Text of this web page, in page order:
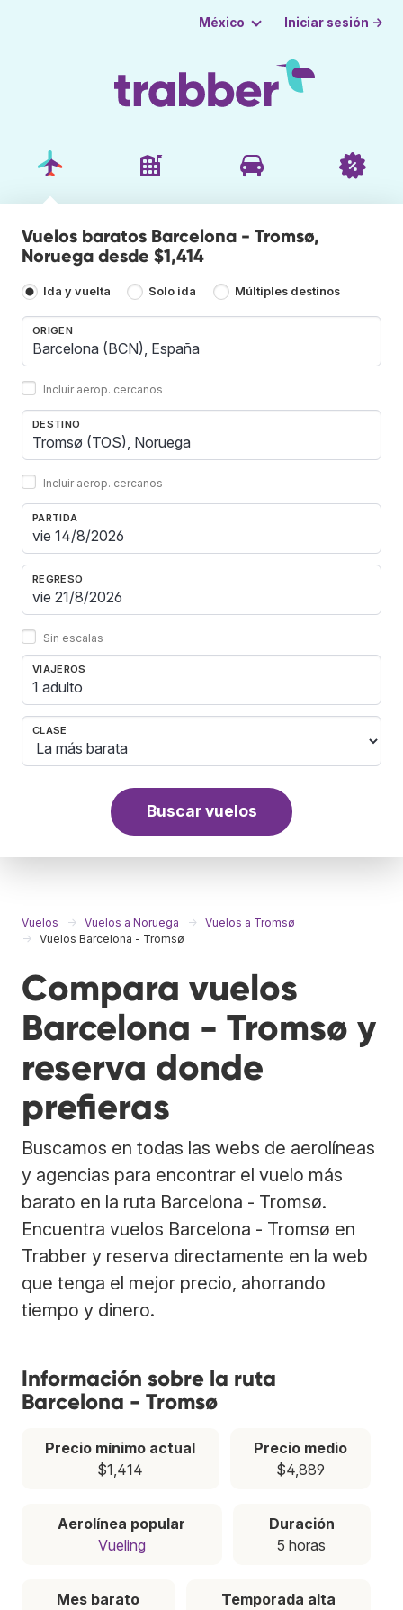
México Iniciar sesión →
Vuelos baratos Barcelona - Tromsø,
Noruega desde $1,414
Ida y vuelta Solo ida Múltiples destinos
ORIGEN
Incluir aerop. cercanos
DESTINO
Incluir aerop. cercanos
PARTIDA
REGRESO
Sin escalas
VIAJEROS
1 adulto
CLASE
Buscar vuelos
Vuelos Vuelos a Noruega
Vuelos a Tromsø
Vuelos Barcelona - Tromsø
Compara vuelos
Barcelona - Tromsø y
reserva donde
prefieras
Buscamos en todas las webs de aerolíneas
y agencias para encontrar el vuelo más
barato en la ruta Barcelona - Tromsø.
Encuentra vuelos Barcelona - Tromsø en
Trabber y reserva directamente en la web
que tenga el mejor precio, ahorrando
tiempo y dinero.
Información sobre la ruta
Barcelona - Tromsø
Precio mínimo actual
$1,414
Precio medio
$4,889
Aerolínea popular
Vueling
Duración
5 horas
Mes barato
Temporada alta